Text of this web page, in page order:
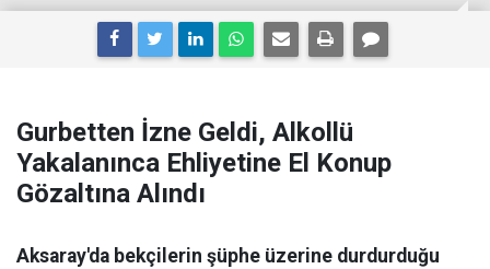
Gurbetten İzne Geldi, Alkollü
Yakalanınca Ehliyetine El Konup
Gözaltına Alındı
Aksaray'da bekçilerin şüphe üzerine durdurduğu